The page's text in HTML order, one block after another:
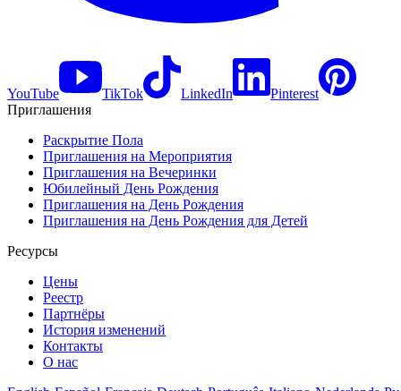
YouTube TikTok LinkedIn
Pinterest
Приглашения
Раскрытие Пола
Приглашения на Мероприятия
Приглашения на Вечеринки
Юбилейный День Рождения
Приглашения на День Рождения
Приглашения на День Рождения для Детей
Ресурсы
Цены
Реестр
Партнёры
История изменений
Контакты
О нас